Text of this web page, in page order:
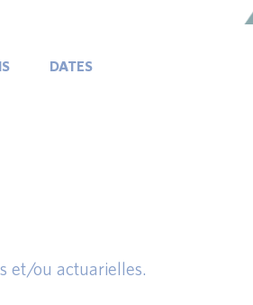
DATES
et/ou actuarielles.